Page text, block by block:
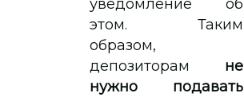
уведомление об
этом. Таким
образом,
депозиторам не
нужно подавать